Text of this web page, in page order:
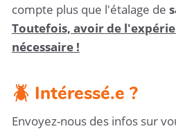
compte plus que l'étalage de
Toutefois, avoir de
nécessaire !
🪲 Intéressé.e ?
Envoyez-nous des infos sur